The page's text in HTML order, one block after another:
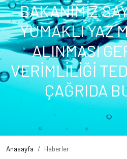
BAKANIMIZ
YUMAKLI YAZ
ALINMASI
VERİMLİLİĞİ
ÇAĞRIDA
Anasayfa Haberler